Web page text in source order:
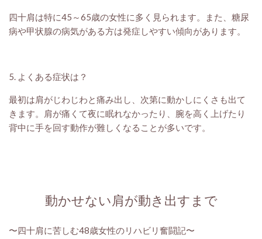
四十肩は特に45～65歳の女性に多く見られます。また、糖尿
病や甲状腺の病気がある方は発症しやすい傾向があります。
5. よくある症状は？
最初は肩がじわじわと痛み出し、次第に動かしにくさも出て
きます。肩が痛くて夜に眠れなかったり、腕を高く上げたり
背中に手を回す動作が難しくなることが多いです。
動かせない肩が動き出すまで
〜四十肩に苦しむ48歳女性のリハビリ奮闘記〜